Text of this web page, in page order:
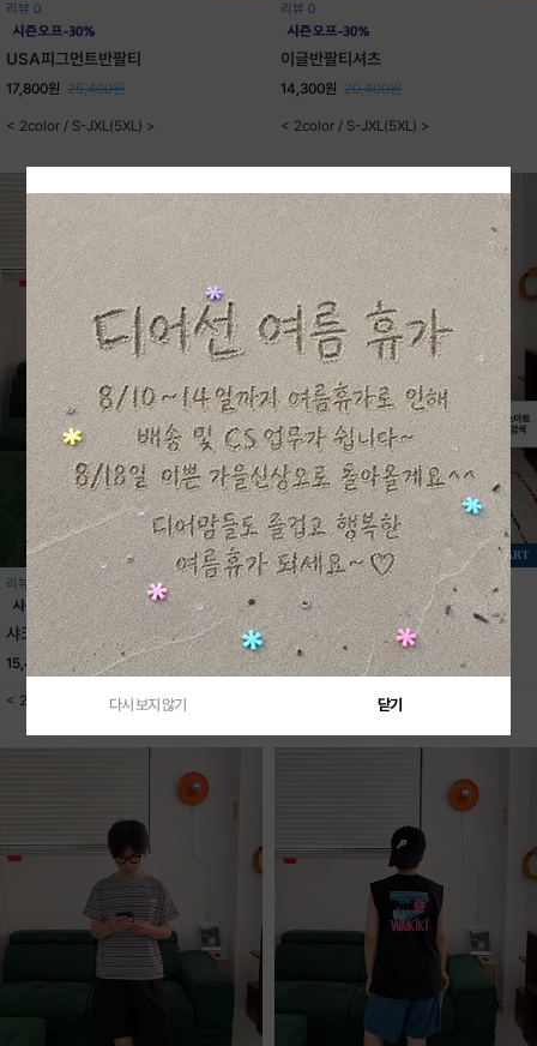
리뷰 0
USA피그먼트반팔티
17,800원 25,400원
< 2color / S-JXL(5XL) >
리뷰 0
이글반팔티셔츠
14,300원 20,400원
< 2color / S-JXL(5XL) >
+ CART
리뷰 1
샤크반팔티셔츠
15,400원 22,000원
< 2color / S-JXL(5XL) >
+ CART
리뷰 0
USA스타반팔티셔츠
16,700원 23,800원
< 2color / S-JXL(5XL) >
다시 보지 않기 닫기